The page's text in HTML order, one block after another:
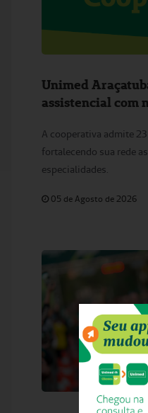
Unimed
assistencial com
A cooperativa admite
fortalecendo sua rede
especialidades.
05 de Agosto de 2026